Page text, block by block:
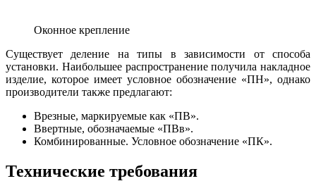
Оконное крепление
Существует деление на типы в зависимости от способа
установки. Наибольшее распространение получила накладное
изделие, которое имеет условное обозначение «ПН», однако
производители также предлагают:
Врезные, маркируемые как «ПВ».
Ввертные, обозначаемые «ПВв».
Комбинированные. Условное обозначение «ПК».
Технические требования